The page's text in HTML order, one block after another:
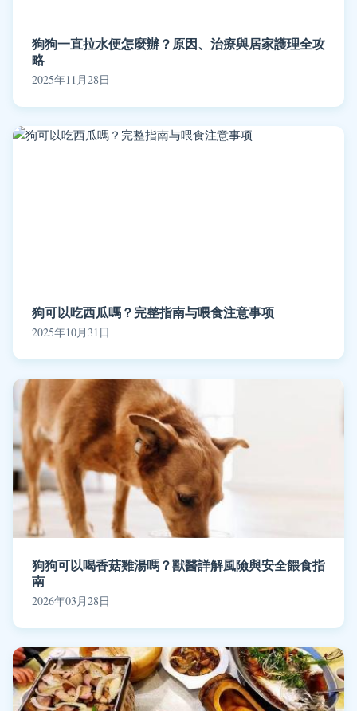
狗狗一直拉水便怎麼辦？原因、治療與居家護理全攻
略
2025年11月28日
狗可以吃西瓜嗎？完整指南与喂食注意事项
2025年10月31日
狗狗可以喝香菇雞湯嗎？獸醫詳解風險與安全餵食指
南
2026年03月28日